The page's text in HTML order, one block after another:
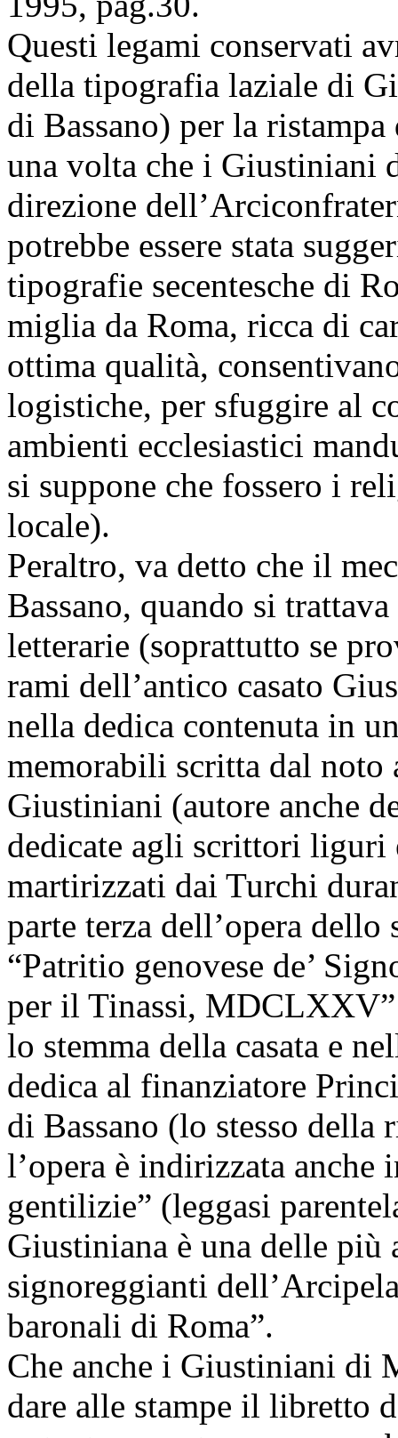
Questi legami conservati
della tipografia laziale di
di Bassano) per la
una volta che i Giustiniani
direzione
potrebbe essere stata
tipografie secentesche di
miglia da Roma, ricca di
ottima qualità,
logistiche, per sfuggire al
ambienti ecclesiastici
si suppone che fossero i
locale).
Peraltro, va detto che il
Bassano, quando si
letterarie (soprattutto se
rami dell’antico casato
nella dedica contenuta in
memorabili scritta dal noto
Giustiniani (autore anche
dedicate agli scrittori
martirizzati dai Turchi
parte terza dell’opera
“Patritio genovese de’
per il Tinassi,
lo stemma della casata e
dedica al finanziatore
di Bassano (lo stesso
l’opera è indirizzata anche
gentilizie” (leggasi
Giustiniana è una delle più
signoreggianti
baronali di Roma”.
Che anche i Giustiniani di
dare alle stampe il libretto